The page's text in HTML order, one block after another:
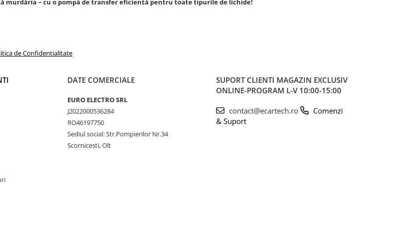
murdăria – cu o pompă de transfer eficientă pentru toate tipurile de lichide!
de Confidentialitate
DATE COMERCIALE
EURO ELECTRO SRL
J2022000536284
RO46197750
Sediul social: Str.Pompierilor Nr.34
Scornicesti, Olt
SUPORT CLIENTI MAGAZIN EXCLUSIV
ONLINE-PROGRAM L-V 10:00-15:00
contact@ecartech.ro
Comenzi
& Suport